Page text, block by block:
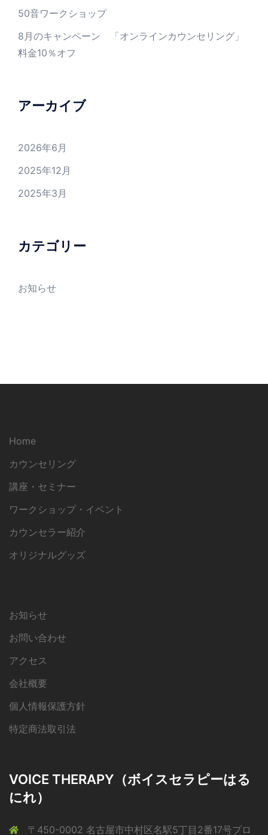
50音ワークショップ
8月のキャンペーン 「オンラインカウンセリング」
料金10％オフ
アーカイブ
2026年6月
2025年12月
2025年3月
カテゴリー
お知らせ
Home
カウンセリング
講座・セミナー
ワークショップ・イベント
カウンセラー紹介
オリジナルグッズ
お知らせ
お問い合わせ
アクセス
会社概要
個人情報保護方針
特定商法取引法
VOICE THERAPY（ボイスセラピーはる
にれ）
〒450-0002 名古屋市中村区名駅5丁目2番17号プロ